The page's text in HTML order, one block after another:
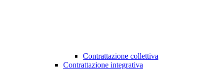
Contrattazione collettiva
Contrattazione integrativa